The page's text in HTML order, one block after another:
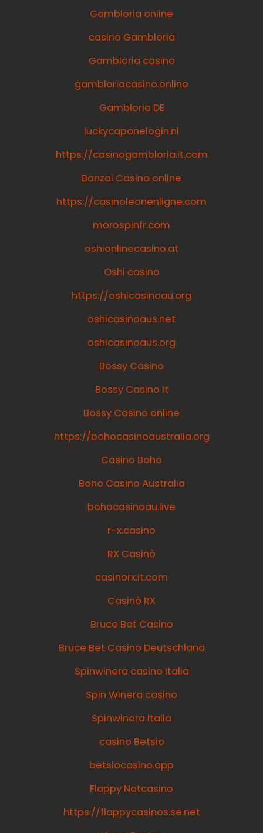
Gambloria online
casino Gambloria
Gambloria casino
gambloriacasino.online
Gambloria DE
luckycaponelogin.nl
https://casinogambloria.it.com
Banzai Casino online
https://casinoleonenligne.com
morospinfr.com
oshionlinecasino.at
Oshi casino
https://oshicasinoau.org
oshicasinoaus.net
oshicasinoaus.org
Bossy Casino
Bossy Casino It
Bossy Casino online
https://bohocasinoaustralia.org
Casino Boho
Boho Casino Australia
bohocasinoau.live
r-x.casino
RX Casinò
casinorx.it.com
Casinò RX
Bruce Bet Casino
Bruce Bet Casino Deutschland
Spinwinera casino Italia
Spin Winera casino
Spinwinera Italia
casino Betsio
betsiocasino.app
Flappy Natcasino
https://flappycasinos.se.net